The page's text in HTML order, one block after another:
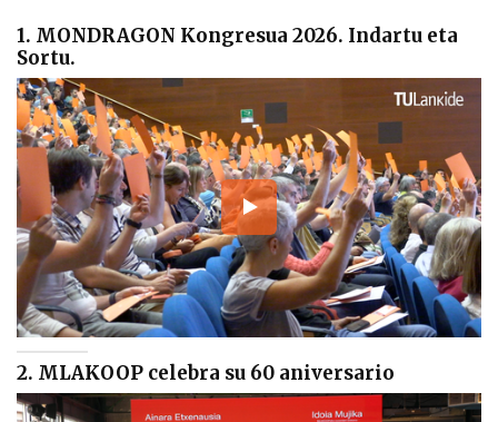
1. MONDRAGON Kongresua 2026. Indartu eta
Sortu.
2. MLAKOOP celebra su 60 aniversario